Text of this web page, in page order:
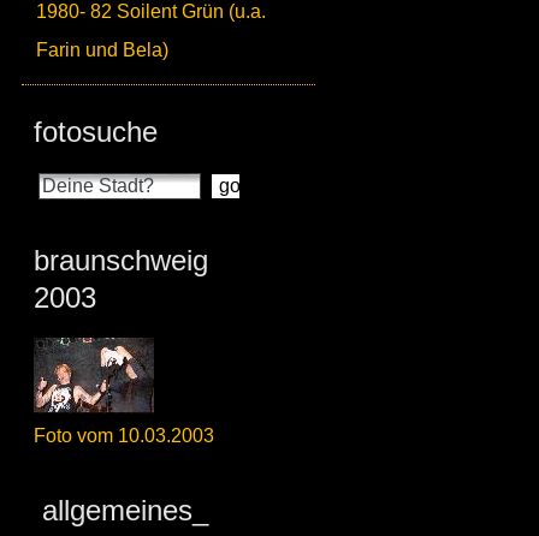
1980- 82 Soilent Grün (u.a.
Farin und Bela)
fotosuche
braunschweig
2003
Foto vom 10.03.2003
allgemeines_